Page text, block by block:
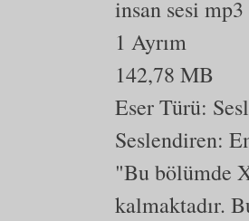
insan sesi mp3
1 Ayrım
142,78 MB
Eser Türü:
Seslendiren:
"Bu bölümde
kalmaktadır.